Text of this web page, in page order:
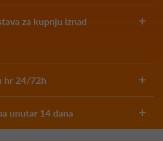
za kupnju iznad
hr 24/72h
unutar 14 dana